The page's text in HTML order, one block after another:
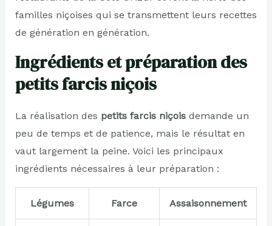
familles niçoises qui se transmettent leurs recettes
de génération en génération.
Ingrédients et préparation des
petits farcis niçois
La réalisation des petits farcis niçoisdemande un
peu de temps et de patience, mais le résultat en
vaut largement la peine. Voici les principaux
ingrédients nécessaires à leur préparation :
Légumes Farce Assaisonnement